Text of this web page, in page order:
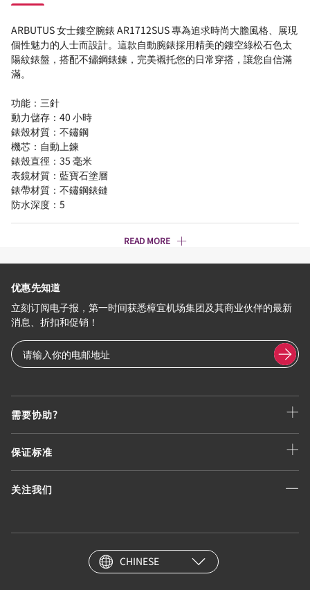
ARBUTUS 女士鏤空腕錶 AR1712SUS 專為追求時尚大膽風格、展現
個性魅力的人士而設計。這款自動腕錶採用精美的鏤空綠松石色太
陽紋錶盤，搭配不鏽鋼錶鍊，完美襯托您的日常穿搭，讓您自信滿
滿。
功能：三針
動力儲存：40 小時
錶殼材質：不鏽鋼
機芯：自動上鍊
錶殼直徑：35 毫米
表鏡材質：藍寶石塗層
錶帶材質：不鏽鋼錶鏈
防水深度：5
READ MORE
需要协助?
保证标准
关注我们
优惠先知道
立刻订阅电子报，第一时间获悉樟宜机场集团及其商业伙伴的最新
消息、折扣和促销！
CHINESE